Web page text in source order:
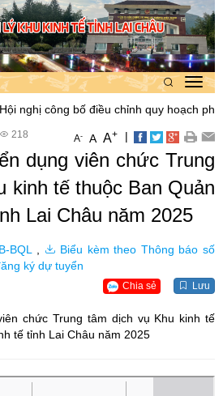
công bố điều chỉnh quy hoạch phân khu
218 A- A A+ |
dụng viên chức Trung
kinh tế thuộc Ban Quản
Lai Châu năm 2025
BQL
Biểu kèm theo Thông báo số
ký dự tuyển
Chia sẻ Lưu
chức Trung tâm dịch vụ Khu kinh tế
tế tỉnh Lai Châu năm 2025